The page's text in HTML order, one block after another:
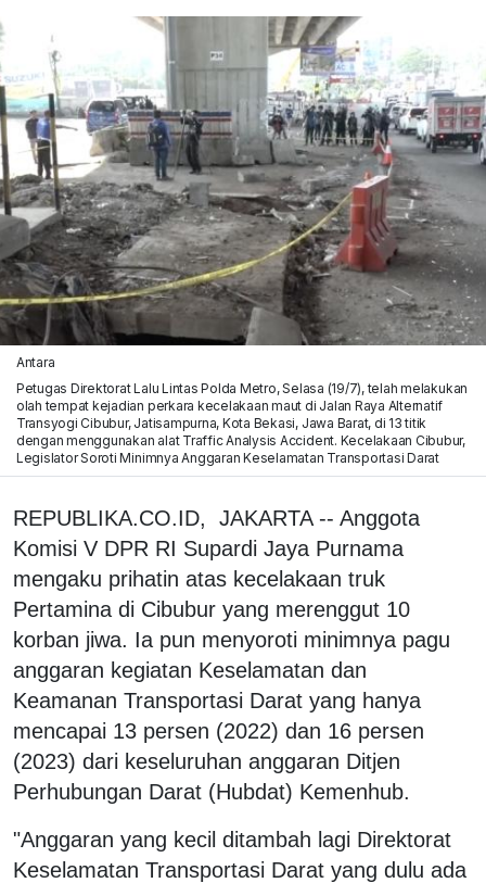
Antara
Petugas Direktorat Lalu Lintas Polda Metro, Selasa (19/7), telah melakukan
olah tempat kejadian perkara kecelakaan maut di Jalan Raya Alternatif
Transyogi Cibubur, Jatisampurna, Kota Bekasi, Jawa Barat, di 13 titik
dengan menggunakan alat Traffic Analysis Accident. Kecelakaan Cibubur,
Legislator Soroti Minimnya Anggaran Keselamatan Transportasi Darat
REPUBLIKA.CO.ID, JAKARTA -- Anggota
Komisi V DPR RI Supardi Jaya Purnama
mengaku prihatin atas kecelakaan truk
Pertamina di Cibubur yang merenggut 10
korban jiwa. Ia pun menyoroti minimnya pagu
anggaran kegiatan Keselamatan dan
Keamanan Transportasi Darat yang hanya
mencapai 13 persen (2022) dan 16 persen
(2023) dari keseluruhan anggaran Ditjen
Perhubungan Darat (Hubdat) Kemenhub.
"Anggaran yang kecil ditambah lagi Direktorat
Keselamatan Transportasi Darat yang dulu ada